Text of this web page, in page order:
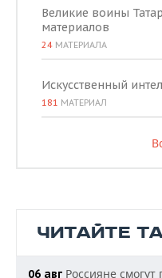
Великие воины
материалов
24 МАТЕРИАЛА
Искусственный
181 МАТЕРИАЛ
ЧИТАЙТЕ
06 авг Россияне